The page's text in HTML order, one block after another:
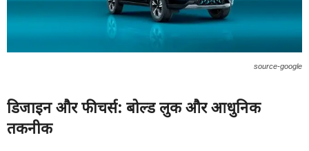
source-google
डिजाइन और फीचर्स: बोल्ड लुक और आधुनिक
तकनीक